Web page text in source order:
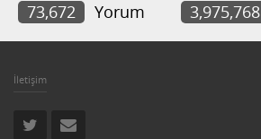
73,672
Yorum 3,975,768
İletişim